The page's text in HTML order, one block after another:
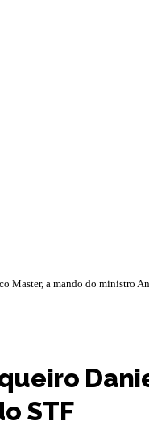
Master, a mando do ministro
STF